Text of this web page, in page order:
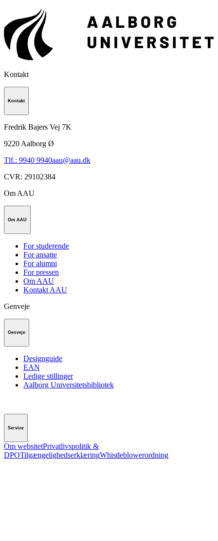
Kontakt
Kontakt
Fredrik Bajers Vej 7K
9220 Aalborg Ø
Tlf.: 9940 9940aau@aau.dk
CVR: 29102384
Om AAU
Om AAU
For studerende
For ansatte
For alumni
For pressen
Om AAU
Kontakt AAU
Genveje
Genveje
Designguide
EAN
Ledige stillinger
Aalborg Universitetsbibliotek
Service
Om websitetPrivatlivspolitik &
DPOTilgængelighedserklæringWhistleblowerordning